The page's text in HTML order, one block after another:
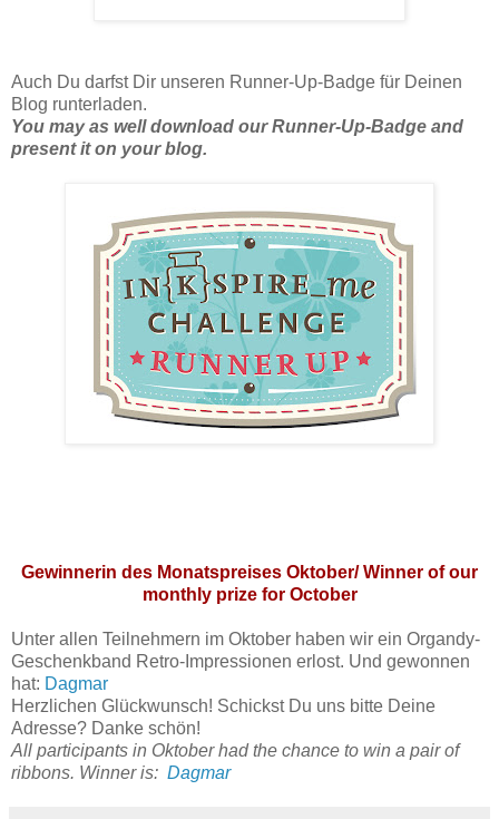
Auch Du darfst Dir unseren Runner-Up-Badge für Deinen
Blog runterladen.
You may as well download our Runner-Up-Badge and
present it on your blog.
Gewinnerin des Monatspreises Oktober/ Winner of our
monthly prize for October
Unter allen Teilnehmern im Oktober haben wir ein Organdy-
Geschenkband Retro-Impressionen erlost. Und gewonnen
hat: Dagmar
Herzlichen Glückwunsch! Schickst Du uns bitte Deine
Adresse? Danke schön!
All participants in Oktober had the chance to win a pair of
ribbons. Winner is: Dagmar